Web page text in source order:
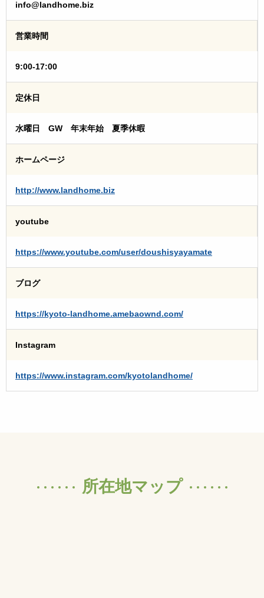
info@landhome.biz
営業時間
9:00-17:00
定休日
水曜日 GW 年末年始 夏季休暇
ホームページ
http://www.landhome.biz
youtube
https://www.youtube.com/user/doushisyayamate
ブログ
https://kyoto-landhome.amebaownd.com/
Instagram
https://www.instagram.com/kyotolandhome/
所在地マップ